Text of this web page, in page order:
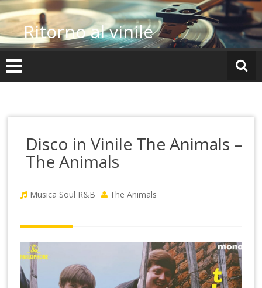
Vai
al
contenutoRitorno al vinile
Disco in Vinile The Animals –
The Animals
Musica Soul R&B The Animals